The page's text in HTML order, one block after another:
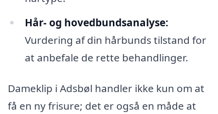
Hår- og hovedbundsanalyse:
Vurdering af din hårbunds tilstand for
at anbefale de rette behandlinger.
Dameklip i Adsbøl handler ikke kun om at
få en ny frisure; det er også en måde at